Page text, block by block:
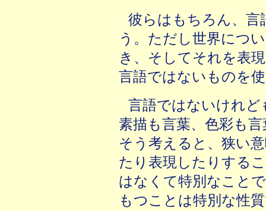
彼らはもちろん、言
う。ただし世界につ
き、そしてそれを表
言語ではないものを
言語ではないけれど
素描も言葉、色彩も
そう考えると、狭い
たり表現したりする
はなくて特別なこと
もつことは特別な性